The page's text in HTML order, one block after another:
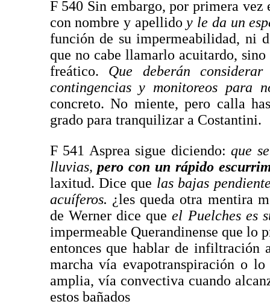
F 540 Sin embargo, por primera
con nombre y apellidoy le da un
función de su impermeabilidad, ni
que no cabe llamarlo acuitardo,
freático. Que deberán
contingencias y monitoreos
concreto. No miente, pero calla
grado para tranquilizar a Costantini.
F 541 Asprea sigue diciendo: que
lluvias,pero con un rápido
laxitud. Dice que las bajas
acuíferos. ¿les queda otra mentira
de Werner dice queel Puelches es
impermeable Querandinense que lo
entonces que hablar de infiltración
marcha vía evapotranspiración o
amplia, vía convectiva cuando
estos bañados